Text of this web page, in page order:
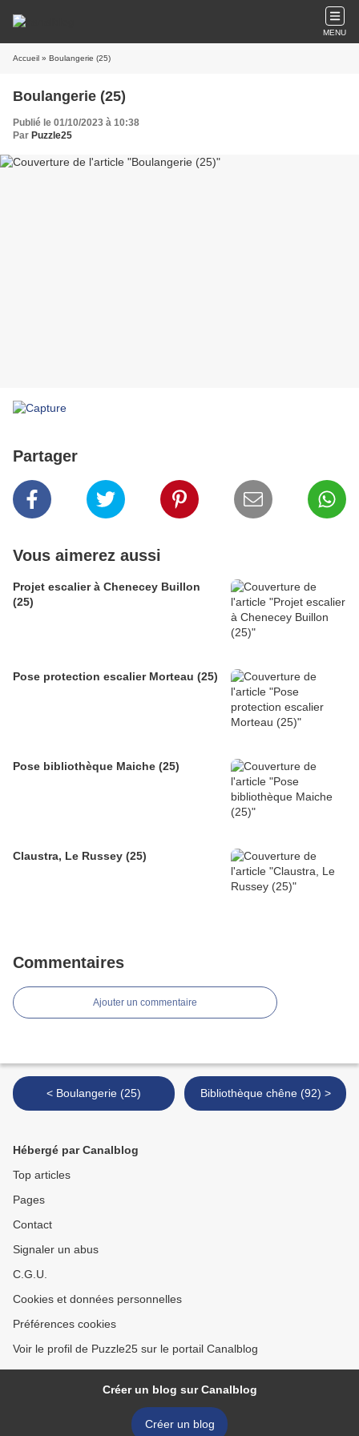
MENU
Accueil » Boulangerie (25)
Boulangerie (25)
Publié le 01/10/2023 à 10:38
Par Puzzle25
Partager
Vous aimerez aussi
Projet escalier à Chenecey Buillon
(25)
Pose protection escalier Morteau (25)
Pose bibliothèque Maiche (25)
Claustra, Le Russey (25)
Commentaires
Ajouter un commentaire
< Boulangerie (25) Bibliothèque chêne (92) >
Hébergé par Canalblog
Top articles
Pages
Contact
Signaler un abus
C.G.U.
Cookies et données personnelles
Préférences cookies
Voir le profil de Puzzle25 sur le portail Canalblog
Créer un blog sur Canalblog
Créer un blog